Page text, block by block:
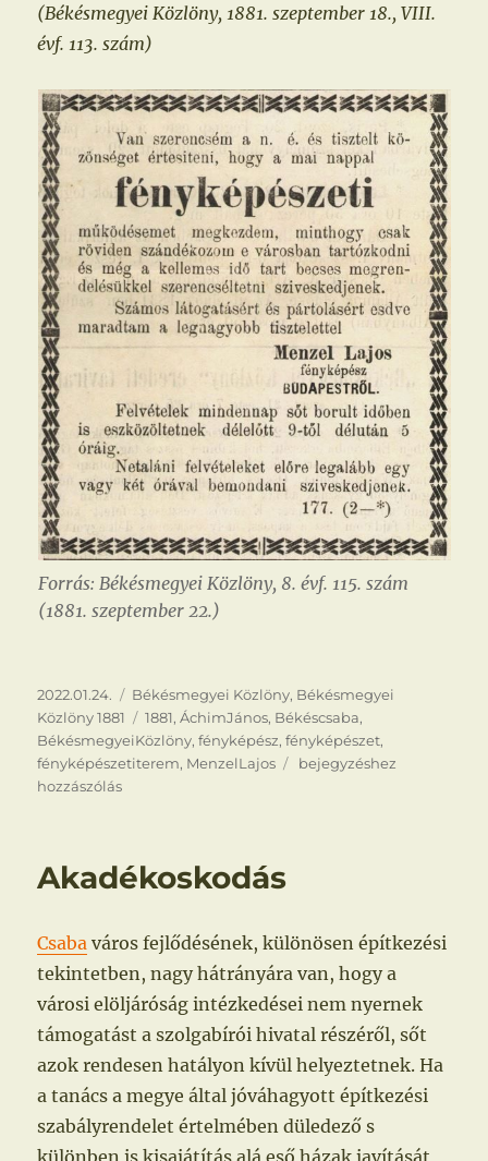
(Békésmegyei Közlöny, 1881. szeptember 18., VIII.
évf. 113. szám)
Forrás: Békésmegyei Közlöny, 8. évf. 115. szám
(1881. szeptember 22.)
Közzétéve
2022.01.24. Kategória
Békésmegyei Közlöny, Békésmegyei
Közlöny 1881
Címke
1881,ÁchimJános, Békéscsaba,
BékésmegyeiKözlöny,fényképész,fényképészet,
fényképészetiterem, MenzelLajos
Fényképészeti
bejegyzéshez
hozzászólás
Akadékoskodás
Csaba város fejlődésének, különösen építkezési
tekintetben, nagy hátrányára van, hogy a
városi elöljáróság intézkedései nem nyernek
támogatást a szolgabírói hivatal részéről, sőt
azok rendesen hatályon kívül helyeztetnek. Ha
a tanács a megye által jóváhagyott építkezési
szabályrendelet értelmében düledező s
különben is kisajátítás alá eső házak javítását